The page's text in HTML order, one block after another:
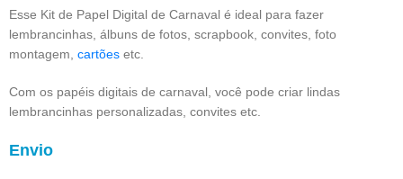
Esse Kit de Papel Digital de Carnaval é ideal para fazer
lembrancinhas, álbuns de fotos, scrapbook, convites, foto
montagem, cartões etc.
Com os papéis digitais de carnaval, você pode criar lindas
lembrancinhas personalizadas, convites etc.
Envio